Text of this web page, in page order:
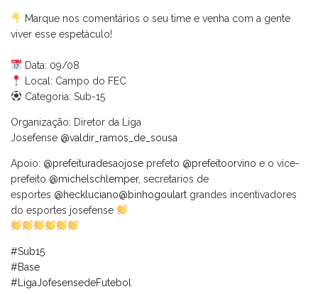
Marque nos comentários o seu time e venha com a gente
viver esse espetáculo!
Data: 09/08
Local: Campo do FEC
Categoria: Sub-15
Organização: Diretor da Liga
Josefense @valdir_ramos_de_sousa
Apoio: @prefeituradesaojose prefeto @prefeitoorvino e o vice-
prefeito @michelschlemper, secretarios de
esportes @heckluciano@binhogoulart grandes incentivadores
do esportes josefense
#Sub15
#Base
#LigaJofesensedeFutebol